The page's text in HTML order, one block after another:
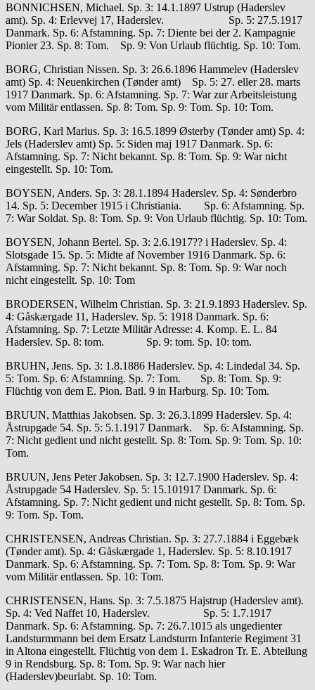
BONNICHSEN, Michael. Sp. 3: 14.1.1897 Ustrup (Haderslev
amt). Sp. 4: Erlevvej 17, Haderslev. Sp. 5: 27.5.1917
Danmark. Sp. 6: Afstamning. Sp. 7: Diente bei der 2. Kampagnie
Pionier 23. Sp. 8: Tom. Sp. 9: Von Urlaub flüchtig. Sp. 10: Tom.
BORG, Christian Nissen. Sp. 3: 26.6.1896 Hammelev (Haderslev
amt) Sp. 4: Neuenkirchen (Tønder amt) Sp. 5: 27. eller 28. marts
1917 Danmark. Sp. 6: Afstamning. Sp. 7: War zur Arbeitsleistung
vom Militär entlassen. Sp. 8: Tom. Sp. 9: Tom. Sp. 10: Tom.
BORG, Karl Marius. Sp. 3: 16.5.1899 Østerby (Tønder amt) Sp. 4:
Jels (Haderslev amt) Sp. 5: Siden maj 1917 Danmark. Sp. 6:
Afstamning. Sp. 7: Nicht bekannt. Sp. 8: Tom. Sp. 9: War nicht
eingestellt. Sp. 10: Tom.
BOYSEN, Anders. Sp. 3: 28.1.1894 Haderslev. Sp. 4: Sønderbro
14. Sp. 5: December 1915 i Christiania. Sp. 6: Afstamning. Sp.
7: War Soldat. Sp. 8: Tom. Sp. 9: Von Urlaub flüchtig. Sp. 10: Tom.
BOYSEN, Johann Bertel. Sp. 3: 2.6.1917?? i Haderslev. Sp. 4:
Slotsgade 15. Sp. 5: Midte af November 1916 Danmark. Sp. 6:
Afstamning. Sp. 7: Nicht bekannt. Sp. 8: Tom. Sp. 9: War noch
nicht eingestellt. Sp. 10: Tom
BRODERSEN, Wilhelm Christian. Sp. 3: 21.9.1893 Haderslev. Sp.
4: Gåskærgade 11, Haderslev. Sp. 5: 1918 Danmark. Sp. 6:
Afstamning. Sp. 7: Letzte Militär Adresse: 4. Komp. E. L. 84
Haderslev. Sp. 8: tom. Sp. 9: tom. Sp. 10: tom.
BRUHN, Jens. Sp. 3: 1.8.1886 Haderslev. Sp. 4: Lindedal 34. Sp.
5: Tom. Sp. 6: Afstamning. Sp. 7: Tom. Sp. 8: Tom. Sp. 9:
Flüchtig von dem E. Pion. Batl. 9 in Harburg. Sp. 10: Tom.
BRUUN, Matthias Jakobsen. Sp. 3: 26.3.1899 Haderslev. Sp. 4:
Åstrupgade 54. Sp. 5: 5.1.1917 Danmark. Sp. 6: Afstamning. Sp.
7: Nicht gedient und nicht gestellt. Sp. 8: Tom. Sp. 9: Tom. Sp. 10:
Tom.
BRUUN, Jens Peter Jakobsen. Sp. 3: 12.7.1900 Haderslev. Sp. 4:
Åstrupgade 54 Haderslev. Sp. 5: 15.101917 Danmark. Sp. 6:
Afstamning. Sp. 7: Nicht gedient und nicht gestellt. Sp. 8: Tom. Sp.
9: Tom. Sp. Tom.
CHRISTENSEN, Andreas Christian. Sp. 3: 27.7.1884 i Eggebæk
(Tønder amt). Sp. 4: Gåskærgade 1, Haderslev. Sp. 5: 8.10.1917
Danmark. Sp. 6: Afstamning. Sp. 7: Tom. Sp. 8: Tom. Sp. 9: War
vom Militär entlassen. Sp. 10: Tom.
CHRISTENSEN, Hans. Sp. 3: 7.5.1875 Hajstrup (Haderslev amt).
Sp. 4: Ved Naffet 10, Haderslev. Sp. 5: 1.7.1917
Danmark. Sp. 6: Afstamning. Sp. 7: 26.7.1015 als ungedienter
Landsturmmann bei dem Ersatz Landsturm Infanterie Regiment 31
in Altona eingestellt. Flüchtig von dem 1. Eskadron Tr. E. Abteilung
9 in Rendsburg. Sp. 8: Tom. Sp. 9: War nach hier
(Haderslev)beurlabt. Sp. 10: Tom.